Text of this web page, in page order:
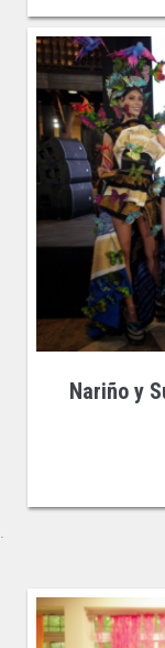
Nariño y